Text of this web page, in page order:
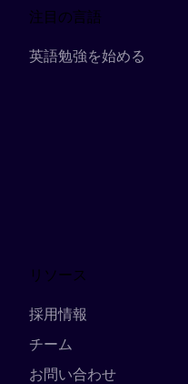
注目の言語
英語勉強を始める
リソース
採用情報
チーム
お問い合わせ